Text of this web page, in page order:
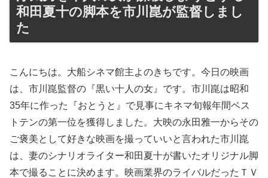
和田夏十の脚本を市川崑が監督しまし
た
こんにちは。大船シネマ館主よのきちです。今日の映画
は、市川崑監督の『黒い十人の女』です。市川崑は昭和
35年に作った『おとうと』で見事にキネマ旬報年間ベス
トテンの第一位を獲得しました。大映の永田雅一からその
ご褒美として好きな映画を撮っていいと言われた市川崑
は、妻のシナリオライター和田夏十が書いたオリジナル脚
本で撮ることに決めます。映画業界のライバルだったＴＶ